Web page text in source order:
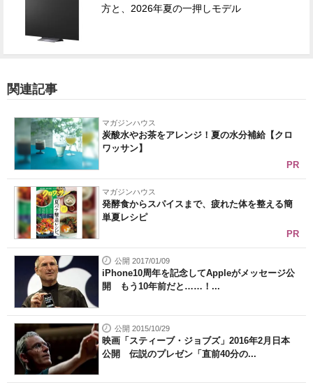
方と、2026年夏の一押しモデル
関連記事
マガジンハウス
炭酸水やお茶をアレンジ！夏の水分補給【クロ
ワッサン】
PR
マガジンハウス
発酵食からスパイスまで、疲れた体を整える簡
単夏レシピ
PR
公開 2017/01/09
iPhone10周年を記念してAppleがメッセージ公
開 もう10年前だと……！...
公開 2015/10/29
映画「スティーブ・ジョブズ」2016年2月日本
公開 伝説のプレゼン「直前40分の...